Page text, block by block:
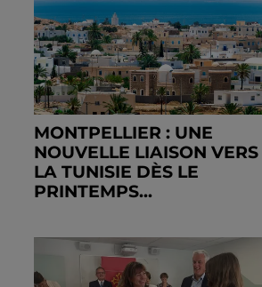
MONTPELLIER : UNE
NOUVELLE LIAISON VERS
LA TUNISIE DÈS LE
PRINTEMPS...